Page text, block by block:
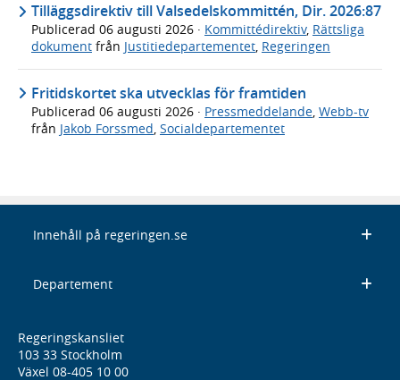
Tilläggsdirektiv till Valsedelskommittén, Dir. 2026:87
Publicerad 06 augusti 2026 · Kommittédirektiv, Rättsliga
dokument från Justitiedepartementet, Regeringen
Fritidskortet ska utvecklas för framtiden
Publicerad 06 augusti 2026 · Pressmeddelande, Webb-tv
från Jakob Forssmed, Socialdepartementet
Innehåll på regeringen.se
Departement
Regeringskansliet
103 33 Stockholm
Växel 08-405 10 00